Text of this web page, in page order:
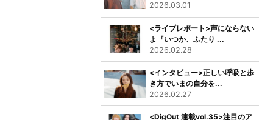
2026.03.01
<ライブレポート>声にならない
よ『いつか、ふたり ...
2026.02.28
<インタビュー>正しい呼吸と歩
き方でいまの自分を...
2026.02.27
<DigOut 連載vol.35>注目のア